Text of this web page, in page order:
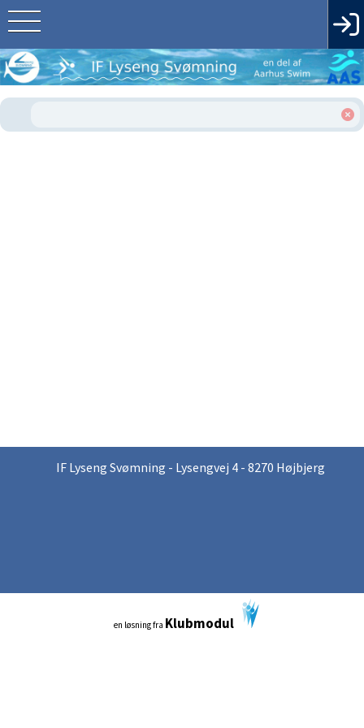
IF Lyseng Svømning - Lysengvej 4 - 8270 Højbjerg
en løsning fra Klubmodul